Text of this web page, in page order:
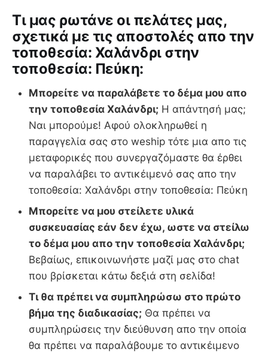
Tι μας ρωτάνε οι πελάτες μας,
σχετικά με τις αποστολές απο την
τοποθεσία: Χαλάνδρι στην
τοποθεσία: Πεύκη:
Μπορείτε να παραλάβετε το δέμα μου απο
την τοποθεσία Χαλάνδρι; Η απάντησή μας;
Ναι μπορούμε! Αφού ολοκληρωθεί η
παραγγελία σας στο weship τότε μια απο τις
μεταφορικές που συνεργαζόμαστε θα έρθει
να παραλάβει το αντικέιμενό σας απο την
τοποθεσία: Χαλάνδρι στην τοποθεσία: Πεύκη
Μπορείτε να μου στείλετε υλικά
συσκευασίας εάν δεν έχω, ωστε να στείλω
το δέμα μου απο την τοποθεσία Χαλάνδρι;
Βεβαίως, επικοινωνήστε μαζί μας στο chat
που βρίσκεται κάτω δεξιά στη σελίδα!
Τι θα πρέπει να συμπληρώσω στο πρώτο
βήμα της διαδικασίας; Θα πρέπει να
συμπληρώσεις την διεύθυνση απο την οποία
θα πρέπει να παραλάβουμε το αντικέιμενο